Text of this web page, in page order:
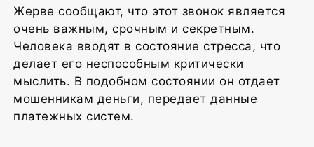
Жерве сообщают, что этот звонок является
очень важным, срочным и секретным.
Человека вводят в состояние стресса, что
делает его неспособным критически
мыслить. В подобном состоянии он отдает
мошенникам деньги, передает данные
платежных систем.